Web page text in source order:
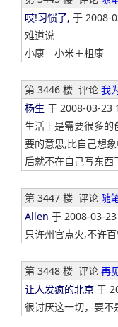
哎!习惯了, 于 2008-
难道说
小康＝小米＋粗康
第 3446 楼 评论 我
杨生 于 2008-03-23
生活上是需要很多
要的意思,比自己想
后就不在自己写东西
第 3447 楼 评论 随
Allen 于 2008-03-
只许州官点火,不许
第 3448 楼 评论 再
让人发疯的北京 于
很讨厌这一切，要不